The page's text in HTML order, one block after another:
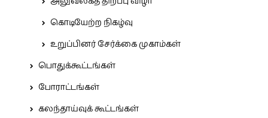
கொடியேற்ற நிகழ்வு
உறுப்பினர் சேர்க்கை முகாம்கள்
பொதுக்கூட்டங்கள்
போராட்டங்கள்
கலந்தாய்வுக் கூட்டங்கள்